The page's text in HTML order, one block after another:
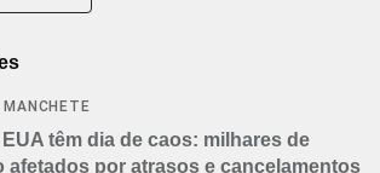
MANCHETE
têm dia de caos: milhares de
afetados por atrasos e cancelamentos